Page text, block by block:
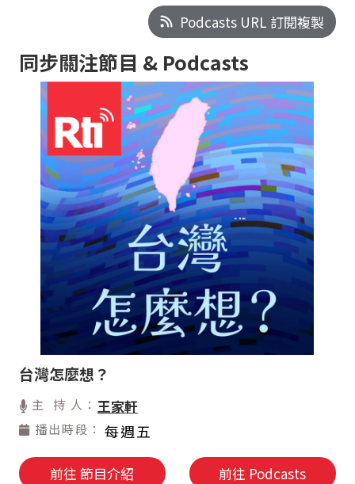
Podcasts URL 訂閱複製
同步關注節目 & Podcasts
台灣怎麼想？
主 持 人： 王家軒
播出時段： 每週五
前往 節目介紹 前往 Podcasts